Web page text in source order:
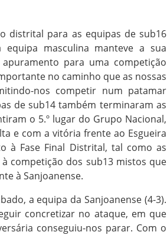
distrital para as equipas de sub16
masculina manteve a sua
para uma competição
no caminho que as nossas
nos competir num patamar
de sub14 também terminaram as
o 5.º lugar do Grupo Nacional,
e com a vitória frente ao Esgueira
à Fase Final Distrital, tal como as
competição dos sub13 mistos que
à Sanjoanense.
a equipa da Sanjoanense (4-3).
concretizar no ataque, em que
conseguiu-nos parar. Com o